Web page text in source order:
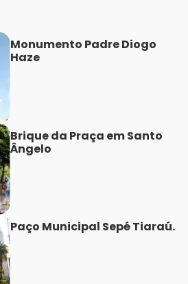
Monumento Padre Diogo
Haze
Brique da Praça em Santo
Ângelo
Paço Municipal Sepé Tiaraú.